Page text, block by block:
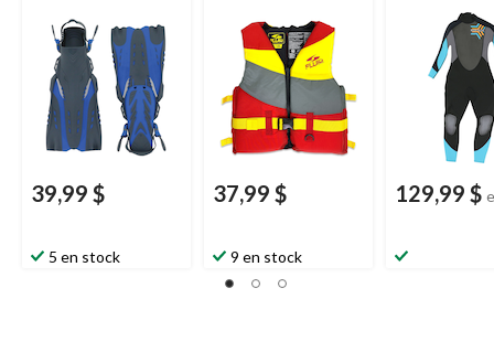
39,99 $
5 en stock
couleurs, grand/très
grand
37,99 $
9 en stock
Elite, noir,
variées
129,99 $